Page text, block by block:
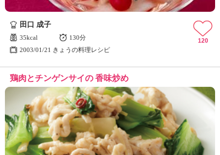
田口 成子
35kcal
130分
2003/01/21 きょうの料理レシピ
120
鶏肉とチンゲンサイの 香味炒め